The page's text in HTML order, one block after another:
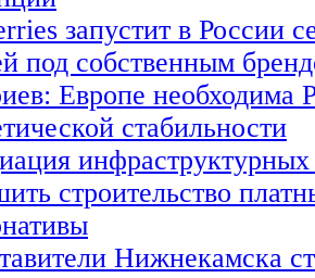
запустит в России
под собственным
Европе необходима
стабильности
строительство
Нижнекамска